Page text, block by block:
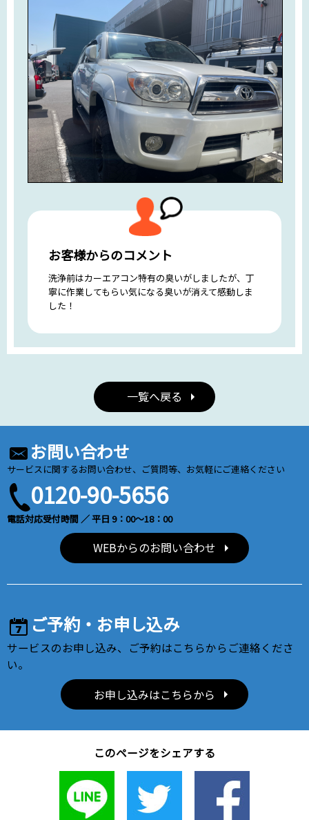
お客様からのコメント
洗浄前はカーエアコン特有の臭いがしましたが、丁
寧に作業してもらい気になる臭いが消えて感動しま
した！
一覧へ戻る
お問い合わせ
サービスに関するお問い合わせ、ご質問等、お気軽にご連絡ください
0120-90-5656
電話対応受付時間 ／ 平日 9：00～18：00
WEBからのお問い合わせ
ご予約・お申し込み
サービスのお申し込み、ご予約はこちらからご連絡くださ
い。
お申し込みはこちらから
このページをシェアする